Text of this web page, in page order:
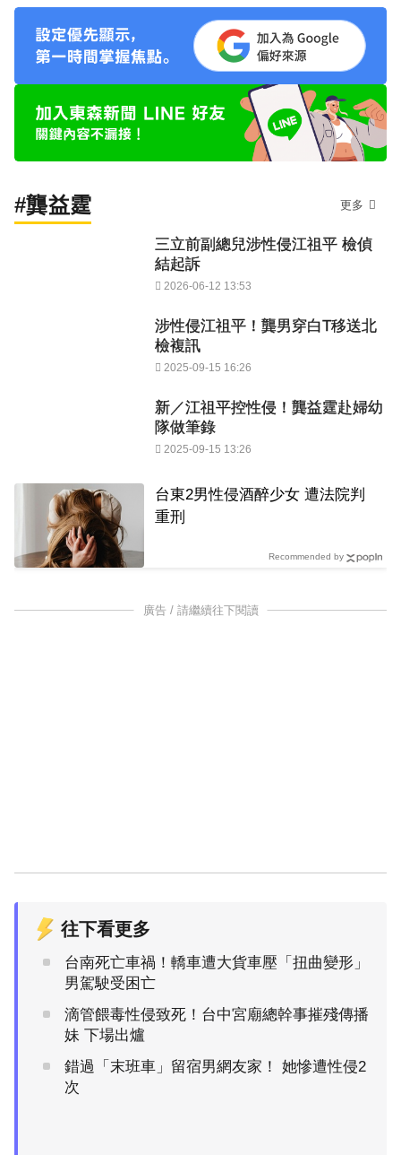
#龔益霆 更多
三立前副總兒涉性侵江祖平 檢偵
結起訴
2026-06-12 13:53
涉性侵江祖平！龔男穿白T移送北
檢複訊
2025-09-15 16:26
新／江祖平控性侵！龔益霆赴婦幼
隊做筆錄
2025-09-15 13:26
台東2男性侵酒醉少女 遭法院判
重刑
Recommended by
廣告 / 請繼續往下閱讀
往下看更多
台南死亡車禍！轎車遭大貨車壓「扭曲變形」
男駕駛受困亡
滴管餵毒性侵致死！台中宮廟總幹事摧殘傳播
妹 下場出爐
錯過「末班車」留宿男網友家！ 她慘遭性侵2
次